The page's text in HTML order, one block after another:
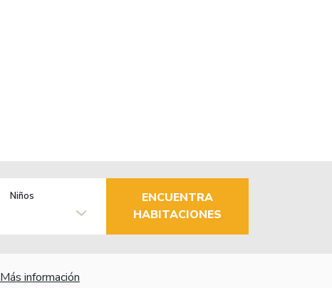
Niños
ENCUENTRA
HABITACIONES
Más información